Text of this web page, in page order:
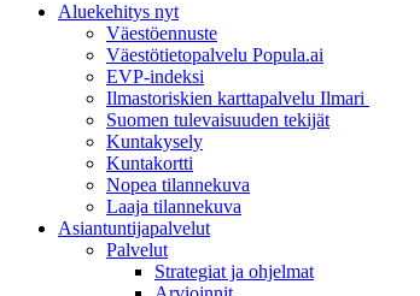
Aluekehitys nyt
Väestöennuste
Väestötietopalvelu Popula.ai
EVP-indeksi
Ilmastoriskien karttapalvelu Ilmari
Suomen tulevaisuuden tekijät
Kuntakysely
Kuntakortti
Nopea tilannekuva
Laaja tilannekuva
Asiantuntijapalvelut
Palvelut
Strategiat ja ohjelmat